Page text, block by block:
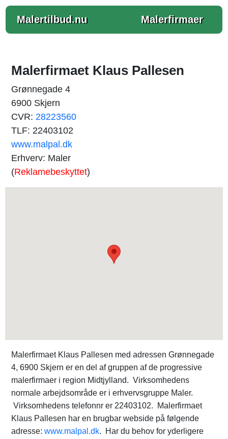
Malertilbud.nu Malerfirmaer
Malerfirmaet Klaus Pallesen
Grønnegade 4
6900 Skjern
CVR: 28223560
TLF: 22403102
www.malpal.dk
Erhverv: Maler
(Reklamebeskyttet)
Malerfirmaet Klaus Pallesen med adressen Grønnegade
4, 6900 Skjern er en del af gruppen af de progressive
malerfirmaer i region Midtjylland. Virksomhedens
normale arbejdsområde er i erhvervsgruppe Maler.
Virksomhedens telefonnr er 22403102. Malerfirmaet
Klaus Pallesen har en brugbar webside på følgende
adresse: www.malpal.dk. Har du behov for yderligere